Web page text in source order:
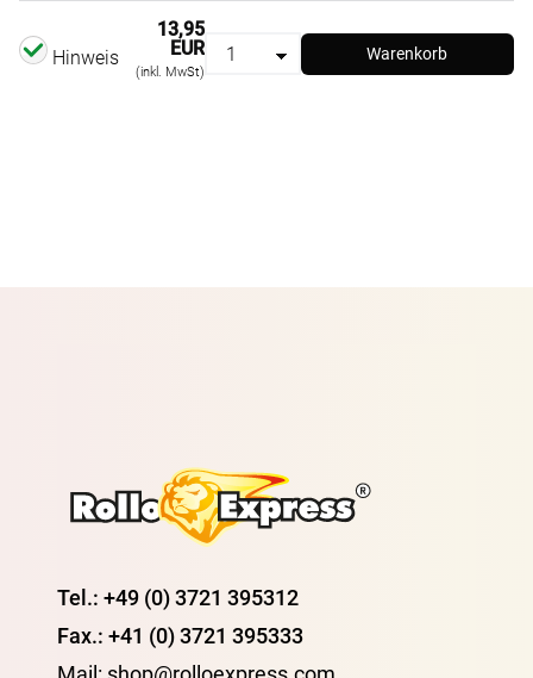
Hinweis
13,95
EUR
(inkl. MwSt)
Warenkorb
Tel.: +49 (0) 3721 395312
Fax.: +41 (0) 3721 395333